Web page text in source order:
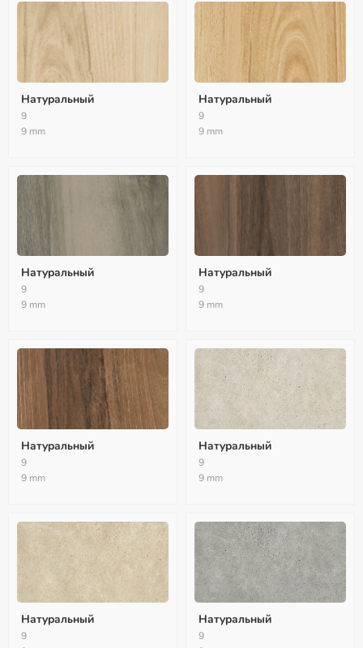
Натуральный
9
9 mm
Натуральный
9
9 mm
Натуральный
9
9 mm
Натуральный
9
9 mm
Натуральный
9
9 mm
Натуральный
9
9 mm
Натуральный
9
Натуральный
9